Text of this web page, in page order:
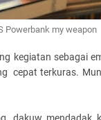
Powerbank my weapon
kegiatan sebagai
cepat terkuras.